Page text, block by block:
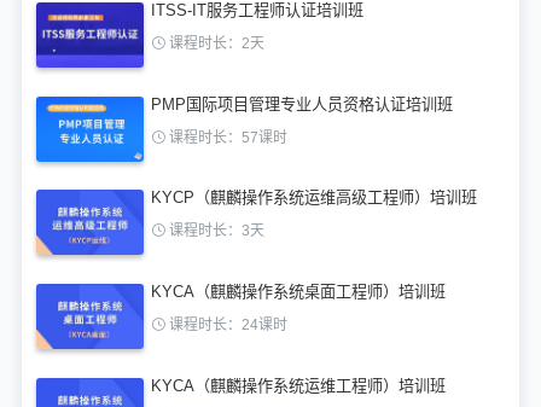
ITSS-IT服务工程师认证培训班
课程时长：2天
PMP国际项目管理专业人员资格认证培训班
课程时长：57课时
KYCP（麒麟操作系统运维高级工程师）培训班
课程时长：3天
KYCA（麒麟操作系统桌面工程师）培训班
课程时长：24课时
KYCA（麒麟操作系统运维工程师）培训班